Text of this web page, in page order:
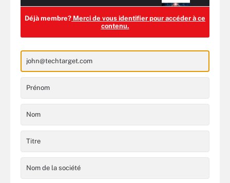
Déjà membre? Merci de vous identifier pour accéder à ce
contenu.